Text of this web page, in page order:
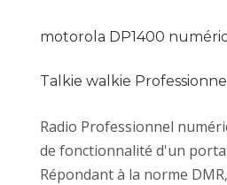
motorola DP1400
Talkie walkie
Radio Professionnel
de fonctionnalité d'un
Répondant à la norme